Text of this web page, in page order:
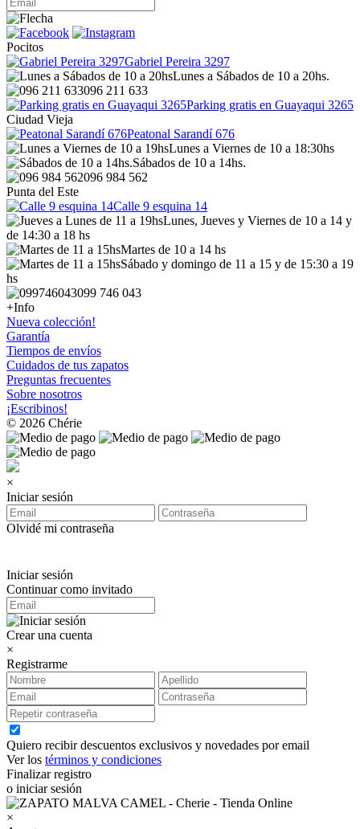
Pocitos
Gabriel Pereira 3297
Lunes a Sábados de 10 a 20hs.
096 211 633
Parking gratis en Guayaqui 3265
Ciudad Vieja
Peatonal Sarandí 676
Lunes a Viernes de 10 a 18:30hs
Sábados de 10 a 14hs.
096 984 562
Punta del Este
Calle 9 esquina 14
Lunes, Jueves y Viernes de 10 a 14 y
de 14:30 a 18 hs
Martes de 10 a 14 hs
Sábado y domingo de 11 a 15 y de 15:30 a 19
hs
099 746 043
+Info
Nueva colección!
Garantía
Tiempos de envíos
Cuidados de tus zapatos
Preguntas frecuentes
Sobre nosotros
¡Escribinos!
© 2026 Chérie
×
Iniciar sesión
Olvidé mi contraseña
Iniciar sesión
Continuar como invitado
Crear una cuenta
×
Registrarme
Quiero recibir descuentos exclusivos y novedades por email
Ver los términos y condiciones
Finalizar registro
o iniciar sesión
×